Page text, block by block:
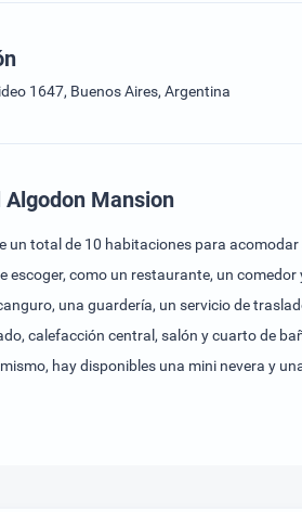
1647, Buenos Aires, Argentina
Algodon Mansion
un total de 10 habitaciones para
escoger, como un restaurante, un
una guardería, un servicio de
calefacción central, salón y cuarto de
hay disponibles una mini nevera y